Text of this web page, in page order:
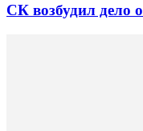
СК возбудил дело